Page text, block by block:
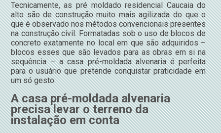
Tecnicamente, as pré moldado residencial Caucaia do
alto são de construção muito mais agilizada do que o
que é observado nos métodos convencionais presentes
na construção civil. Formatadas sob o uso de blocos de
concreto exatamente no local em que são adquiridos –
blocos esses que são levados para as obras em si na
sequência – a casa pré-moldada alvenaria é perfeita
para o usuário que pretende conquistar praticidade em
um só gesto.
A casa pré-moldada alvenaria
precisa levar o terreno da
instalação em conta